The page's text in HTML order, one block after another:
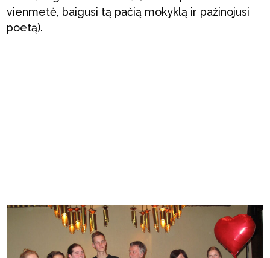
vienmetė, baigusi tą pačią mokyklą ir pažinojusi
poetą).